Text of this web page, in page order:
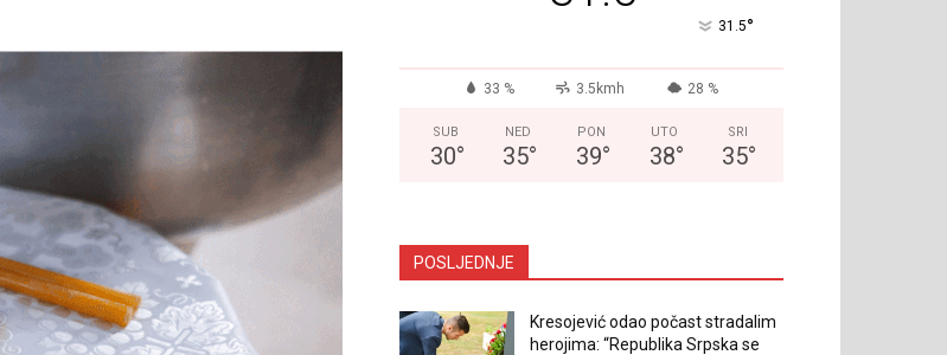
31.5°
33 % 3.5kmh 28 %
SUB
30°
NED
35°
PON
39°
UTO
38°
SRI
35°
POSLJEDNJE
Kresojević odao počast stradalim
herojima: “Republika Srpska se